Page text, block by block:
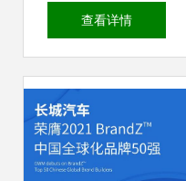
利的新区房 人、基
道
查看详情